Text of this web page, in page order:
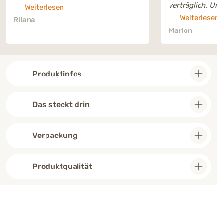
Weiterlesen
Rilana
verträglich.
Produkt
wild darauf.“
Marion
Produktinfos
Das steckt drin
Verpackung
Produktqualität